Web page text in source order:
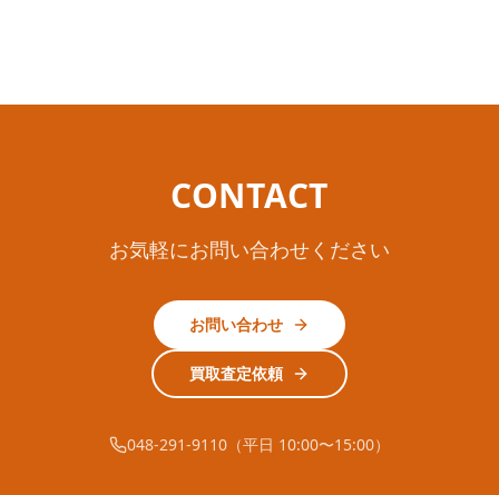
CONTACT
お気軽にお問い合わせください
お問い合わせ
買取査定依頼
048-291-9110（平日 10:00〜15:00）